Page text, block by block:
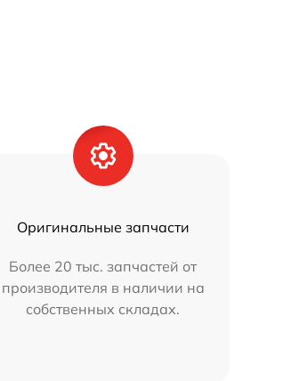
Оригинальные запчасти
Более 20 тыс. запчастей от
производителя в наличии на
собственных складах.